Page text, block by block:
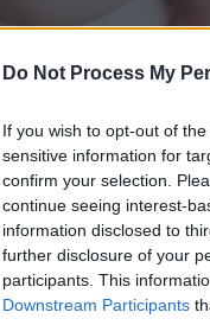
Do Not Process My
If you wish to opt-out of
sensitive information for
confirm your selection.
continue seeing interest-
information disclosed to
further disclosure of your
participants. This
Downstream Participants
santé, les boutons de
astuces pour s’en
traiter ?
labial est une maladie
contact direct ou indirect